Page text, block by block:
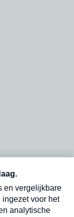
in
Verzend